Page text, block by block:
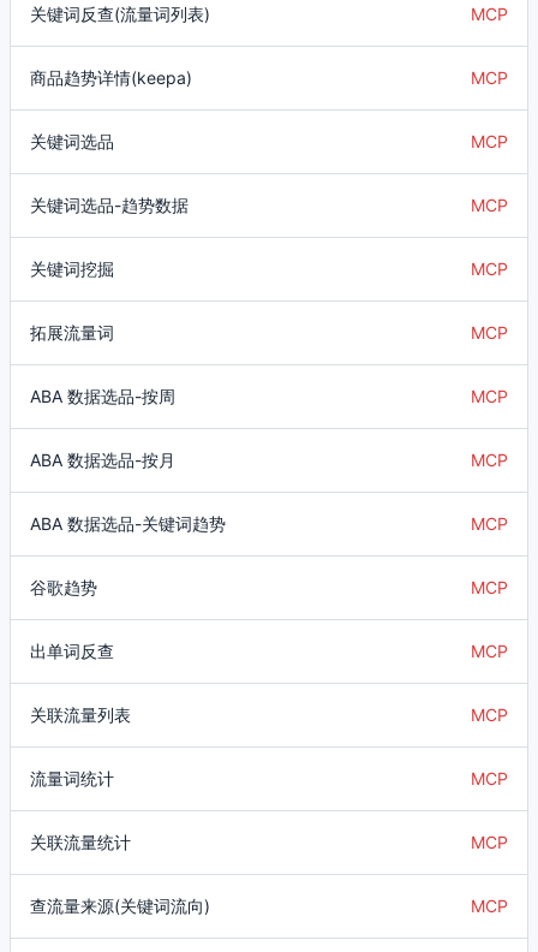
关键词反查(流量词列表) MCP
商品趋势详情(keepa) MCP
关键词选品 MCP
关键词选品-趋势数据 MCP
关键词挖掘 MCP
拓展流量词 MCP
ABA 数据选品-按周 MCP
ABA 数据选品-按月 MCP
ABA 数据选品-关键词趋势 MCP
谷歌趋势 MCP
出单词反查 MCP
关联流量列表 MCP
流量词统计 MCP
关联流量统计 MCP
查流量来源(关键词流向) MCP